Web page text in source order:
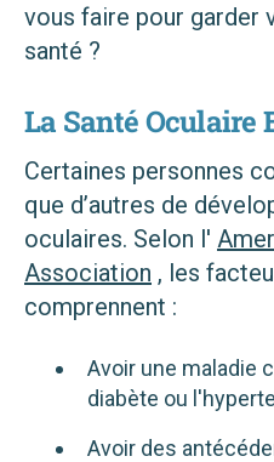
vous faire pour garder
santé ?
La Santé Oculaire
Certaines personnes
que d’autres de
oculaires. Selon l'
Association , les
comprennent :
Avoir une maladie
diabète ou
Avoir des